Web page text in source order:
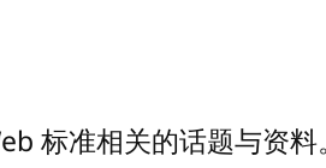
标准相关的话题与资